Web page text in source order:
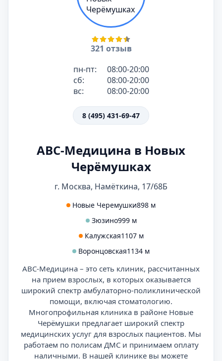
321 отзыв
пн-пт:
08:00-20:00
сб:
08:00-20:00
вс:
08:00-20:00
8 (495) 431-69-47
ABC-Медицина в Новых
Черёмушках
г. Москва, Намёткина, 17/68Б
Новые Черемушки898 м
Зюзино999 м
Калужская1107 м
Воронцовская1134 м
АВС-Медицина – это сеть клиник, рассчитанных
на прием взрослых, в которых оказывается
широкий спектр амбулаторно-поликлинической
помощи, включая стоматологию.
Многопрофильная клиника в районе Новые
Черёмушки предлагает широкий спектр
медицинских услуг для взрослых пациентов. Мы
работаем по полисам ДМС и принимаем оплату
наличными. В нашей клинике вы можете